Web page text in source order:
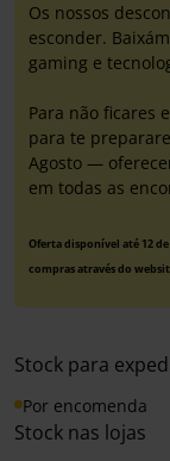
Os nossos
esconder.
gaming e
Para não ficares
para te
Agosto —
em todas as
Oferta disponível até 12
compras através do
Stock para
Por encomenda
Stock nas lojas